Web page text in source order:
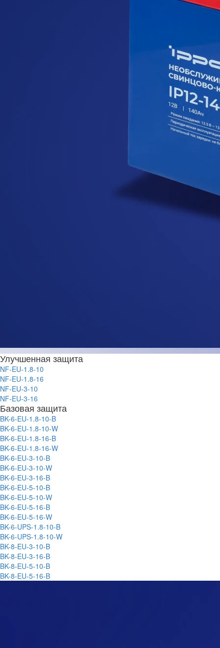
Улучшенная защита
NF-EU-1.8-10
NF-EU-1.8-16
NF-EU-3-10
NF-EU-3-16
Базовая защита
BK-6-EU-1.8-10-B
BK-6-EU-1.8-10-W
BK-6-EU-1.8-16-B
BK-6-EU-1.8-16-W
BK-6-EU-3-10-B
BK-6-EU-3-10-W
BK-6-EU-3-16-B
BK-6-EU-5-10-B
BK-6-EU-5-10-W
BK-6-EU-5-16-B
BK-6-EU-5-16-W
BK-6-UPS-1.8-10-B
BK-6-UPS-1.8-10-W
BK-8-EU-3-10-B
BK-8-EU-3-16-B
BK-8-EU-5-10-B
BK-8-EU-5-16-B